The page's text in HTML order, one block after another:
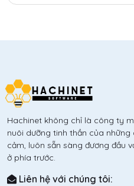
Hachinet không chỉ là công ty
nuôi dưỡng tinh thần của những
cảm, luôn sẵn sàng đương đầu
ở phía trước.
Liên hệ với chúng tôi: